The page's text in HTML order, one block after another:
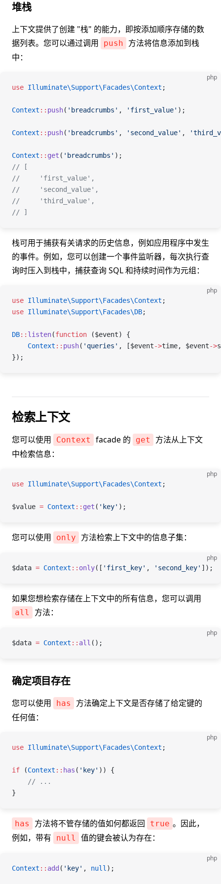
堆栈
上下文提供了创建 "栈" 的能力，即按添加顺序存储的数
据列表。您可以通过调用
push
方法将信息添加到栈
中：
php
use Illuminate\Support\Facades\Context ;
Context :: push( 'breadcrumbs' , 'first_value' );
Context :: push( 'breadcrumbs' , 'second_value' ,
Context :: get ( 'breadcrumbs' );
// [
//     'first_value',
//     'second_value',
//     'third_value',
// ]
栈可用于捕获有关请求的历史信息，例如应用程序中发生
的事件。例如，您可以创建一个事件监听器，每次执行查
询时压入到栈中，捕获查询 SQL 和持续时间作为元组：
php
use Illuminate\Support\Facades\Context ;
use Illuminate\Support\Facades\DB;
DB:: listen(function ($event) {
    Context
:: push( 'queries' , [$event->time, $event->
});
检索上下文
您可以使用 Context facade 的 get
方法从上下文
中检索信息：
php
use Illuminate\Support\Facades\Context ;
$value = Context :: get ( 'key' );
您可以使用 only 方法检索上下文中的信息子集：
php
$data = Context :: only([ 'first_key' , 'second_key' ]);
如果您想检索存储在上下文中的所有信息，您可以调用
all 方法：
php
$data = Context :: all ();
确定项目存在
您可以使用 has
方法确定上下文是否存储了给定键的
任何值：
php
use Illuminate\Support\Facades\Context ;
if (Context :: has ( 'key' )) {
    // ...
}
has 方法将不管存储的值如何都返回 true 。因此，
例如，带有
null 值的键会被认为存在：
php
Context :: add ( 'key' , null );